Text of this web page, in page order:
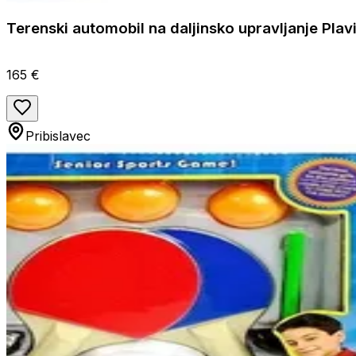
Terenski automobil na daljinsko upravljanje Plavi
165 €
Pribislavec